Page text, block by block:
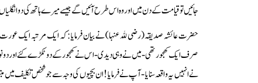
جائیں تو قیامت کے دن میں اور وہ اس طرح آئیں گے جیسے میرے ہاتھ کی دو
حضرت عائشہ صدیقہ (رضیﷲ عنہا) نے بیان فرمایا : کہ ایک مرتبہ ایک
صرف ایک کھجور تھی - میں نے وہی دیدی - اس نے کھجور کے دو ٹکڑے کئے اور
نے انہیں یہ واقعہ سنایا - آپ نے فرمایا ! ان بچیوں کی وجہ سے جو شخص تکلیف